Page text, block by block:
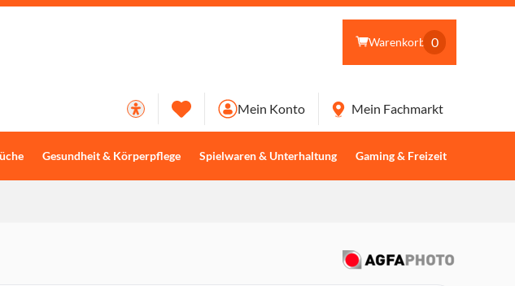
Warenkorb 0
Gesundheit & Körperpflege Spielwaren & Unterhaltung Gaming & Freizeit
Mein Konto Mein Fachmarkt